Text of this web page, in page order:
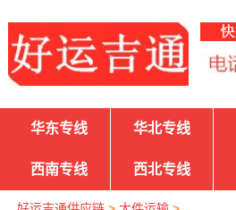
华东专线 华北专线
西南专线 西北专线